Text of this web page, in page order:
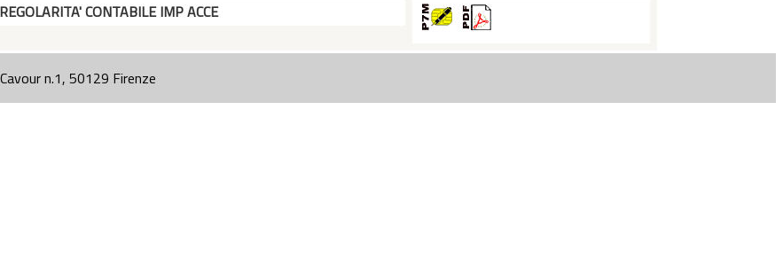
CONTABILE IMP ACCE
n.1, 50129 Firenze